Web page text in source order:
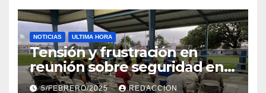
NOTICIAS ULTIMA HORA
Tensión y frustración en
reunión sobre seguridad en
Reparto Metropolitano
5/FEBRERO/2025 REDACCION